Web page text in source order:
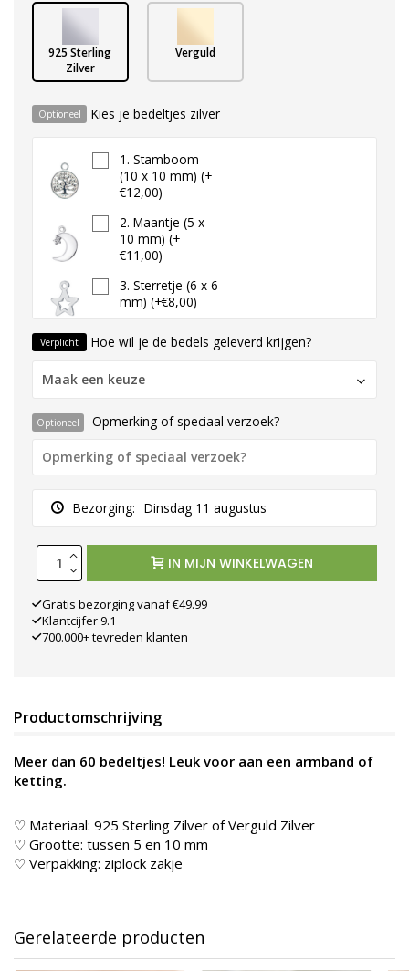
925 Sterling
Zilver
Verguld
Optioneel Kies je bedeltjes zilver
1. Stamboom
(10 x 10 mm) (+
€12,00)
2. Maantje (5 x
10 mm) (+
€11,00)
3. Sterretje (6 x 6
mm) (+€8,00)
(6 x 7 mm) (+
(+€9,00)
6. Bol hartje
7. Hartje met
6 mm) (+€10,00)
8. Hartje met
hartje eruit (9 x
10 mm) (+
€10,00)
10. - (+€8,00)
11. Open kruisje
(6 x 4 mm) (+
13. - (+€12,00)
14. Hartvormig
slotje (6 x 7 mm)
Eenhoornhoofdje
(6 x 7 mm) (+
€10,00)
Verplicht Hoe wil je de bedels geleverd krijgen?
Maak een keuze
Optioneel Opmerking of speciaal verzoek?
Bezorging: Dinsdag 11 augustus
IN MIJN WINKELWAGEN
Gratis bezorging vanaf €49.99
Klantcijfer 9.1
700.000+ tevreden klanten
Productomschrijving
Meer dan 60 bedeltjes! Leuk voor aan een armband of
ketting.
♡ Materiaal: 925 Sterling Zilver of Verguld Zilver
♡ Grootte: tussen 5 en 10 mm
♡ Verpakking: ziplock zakje
Gerelateerde producten